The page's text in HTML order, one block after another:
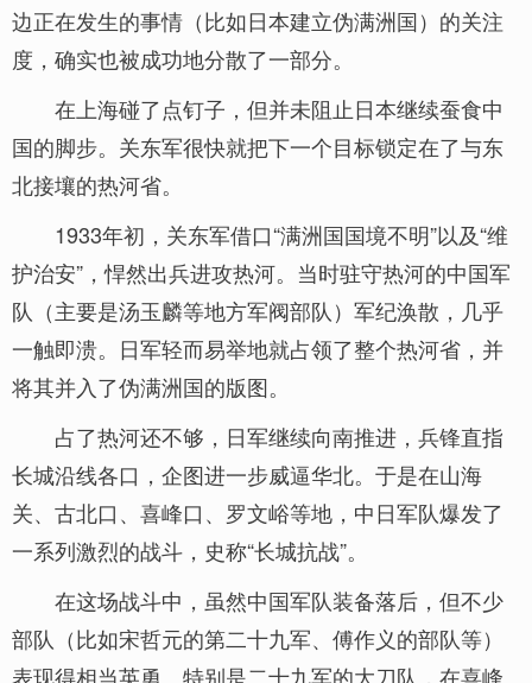
边正在发生的事情（比如日本建立伪满洲国）的关注
度，确实也被成功地分散了一部分。
在上海碰了点钉子，但并未阻止日本继续蚕食中
国的脚步。关东军很快就把下一个目标锁定在了与东
北接壤的热河省。
1933年初，关东军借口“满洲国国境不明”以及“维
护治安”，悍然出兵进攻热河。当时驻守热河的中国军
队（主要是汤玉麟等地方军阀部队）军纪涣散，几乎
一触即溃。日军轻而易举地就占领了整个热河省，并
将其并入了伪满洲国的版图。
占了热河还不够，日军继续向南推进，兵锋直指
长城沿线各口，企图进一步威逼华北。于是在山海
关、古北口、喜峰口、罗文峪等地，中日军队爆发了
一系列激烈的战斗，史称“长城抗战”。
在这场战斗中，虽然中国军队装备落后，但不少
部队（比如宋哲元的第二十九军、傅作义的部队等）
表现得相当英勇。特别是二十九军的大刀队，在喜峰